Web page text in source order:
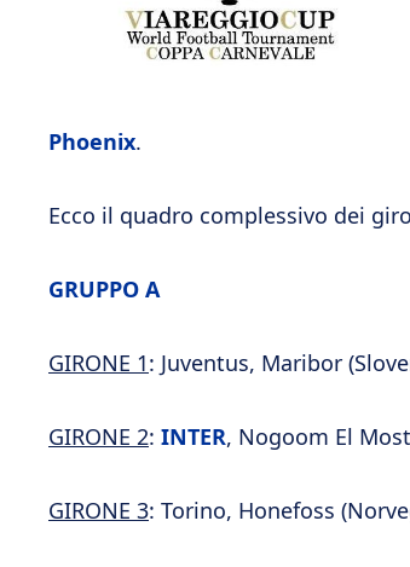
Phoenix.
Ecco il quadro complessivo dei
GRUPPO A
GIRONE 1: Juventus, Maribor
GIRONE 2: INTER, Nogoom El
GIRONE 3: Torino, Honefoss